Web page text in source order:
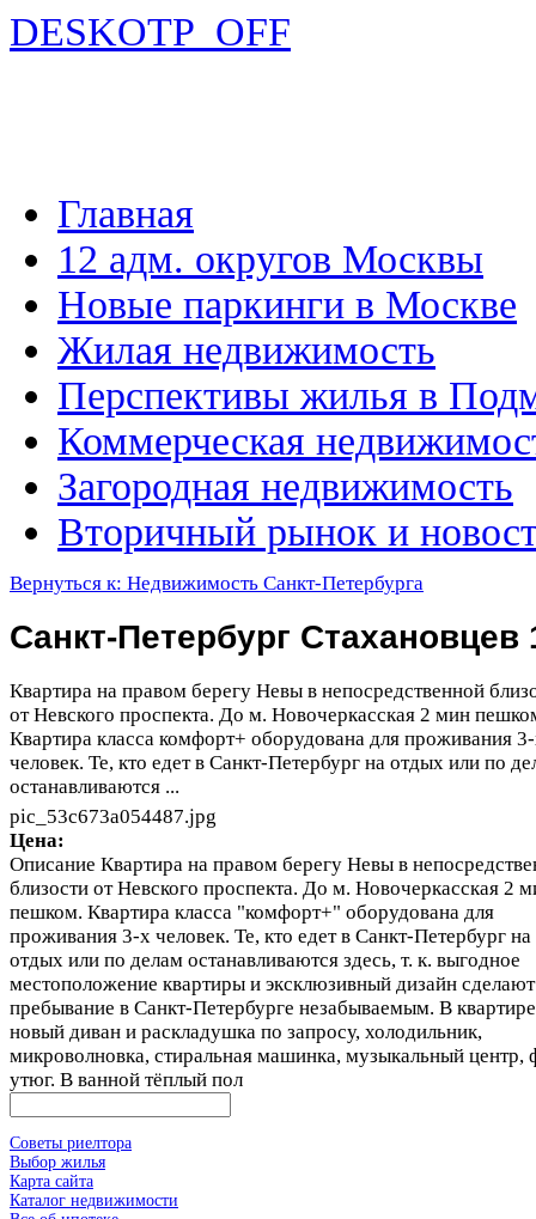
DESKOTP_OFF
Главная
12 адм. округов Москвы
Новые паркинги в Москве
Жилая недвижимость
Перспективы жилья в
Коммерческая
Загородная недвижимость
Вторичный рынок и
Вернуться к: Недвижимость Санкт-Петербурга
Санкт-Петербург Стахановцев
Квартира на правом берегу Невы в непосредственной
от Невского проспекта. До м. Новочеркасская 2 мин
Квартира класса комфорт+ оборудована для проживания
человек. Те, кто едет в Санкт-Петербург на отдых или по
останавливаются ...
pic_53c673a054487.jpg
Цена:
Описание Квартира на правом берегу Невы в
близости от Невского проспекта. До м. Новочеркасская 2
пешком. Квартира класса "комфорт+" оборудована для
проживания 3-х человек. Те, кто едет в Санкт-Петербург на
отдых или по делам останавливаются здесь, т. к. выгодное
местоположение квартиры и эксклюзивный дизайн сделают
пребывание в Санкт-Петербурге незабываемым. В квартире
новый диван и раскладушка по запросу, холодильник,
микроволновка, стиральная машинка, музыкальный центр,
утюг. В ванной тёплый пол
Советы риелтора
Выбор жилья
Карта сайта
Каталог недвижимости